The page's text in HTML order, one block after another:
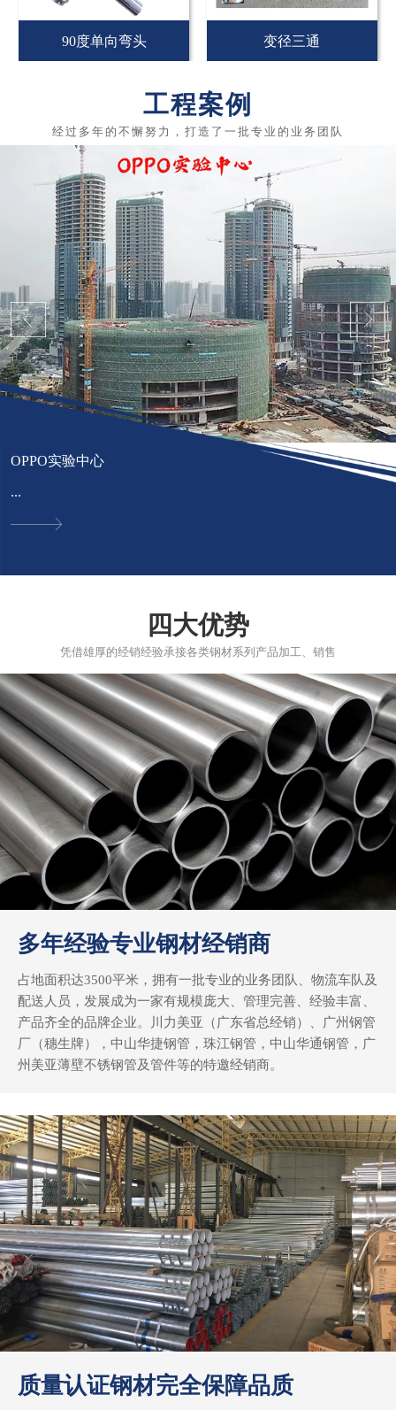
90度单向弯头 变径三通
工程案例
OPPO实验中心
...
四大优势
凭借雄厚的经销经验承接各类钢材系列产品加工、销售
多年经验专业钢材经销商
占地面积达3500平米，拥有一批专业的业务团队、物流车队及
配送人员，发展成为一家有规模庞大、管理完善、经验丰富、
产品齐全的品牌企业。川力美亚（广东省总经销）、广州钢管
厂（穗生牌），中山华捷钢管，珠江钢管，中山华通钢管，广
州美亚薄壁不锈钢管及管件等的特邀经销商。
质量认证钢材完全保障品质